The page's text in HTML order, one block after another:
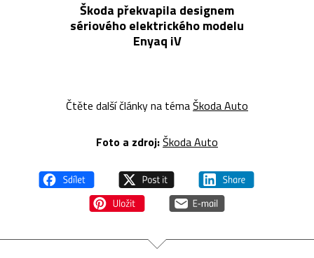
Škoda překvapila designem
sériového elektrického modelu
Enyaq iV
Čtěte další články na témaŠkoda Auto
Foto a zdroj:Škoda Auto